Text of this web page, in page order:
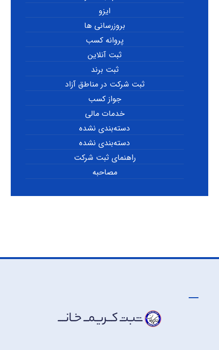
ایزو
بروزرسانی ها
پروانه کسب
ثبت آنلاین
ثبت برند
ثبت شرکت در مناطق آزاد
جواز کسب
خدمات مالی
دسته‌بندی نشده
دسته‌بندی نشده
راهنمای ثبت شرکت
مصاحبه